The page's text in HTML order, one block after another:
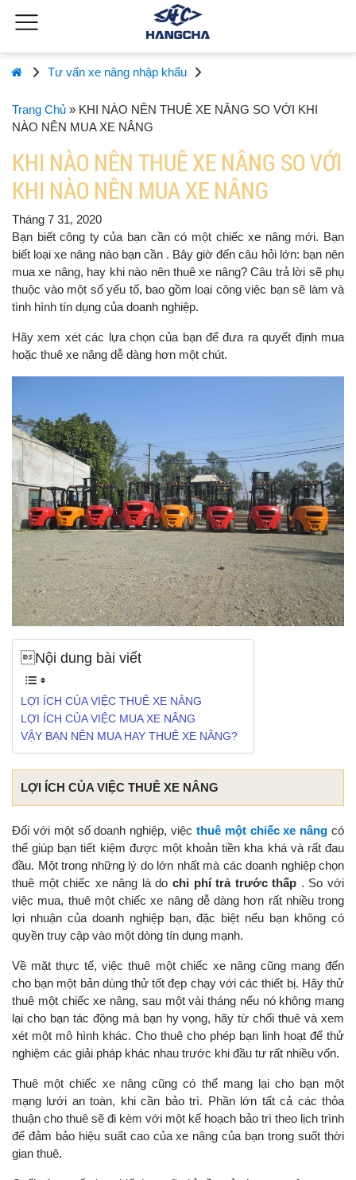
Tư vấn xe nâng nhập khẩu
Trang Chủ » KHI NÀO NÊN THUÊ XE NÂNG SO VỚI KHI
NÀO NÊN MUA XE NÂNG
KHI NÀO NÊN THUÊ XE NÂNG SO VỚI
KHI NÀO NÊN MUA XE NÂNG
Tháng 7 31, 2020
Bạn biết công ty của bạn cần có một chiếc xe nâng mới. Bạn
biết loại xe nâng nào bạn cần . Bây giờ đến câu hỏi lớn: bạn nên
mua xe nâng, hay khi nào nên thuê xe nâng? Câu trả lời sẽ phụ
thuộc vào một số yếu tố, bao gồm loại công việc bạn sẽ làm và
tình hình tín dụng của doanh nghiệp.
Hãy xem xét các lựa chọn của bạn để đưa ra quyết định mua
hoặc thuê xe nâng dễ dàng hơn một chút.
Nội dung bài viết
LỢI ÍCH CỦA VIỆC THUÊ XE NÂNG
LỢI ÍCH CỦA VIỆC MUA XE NÂNG
VẬY BẠN NÊN MUA HAY THUÊ XE NÂNG?
LỢI ÍCH CỦA VIỆC THUÊ XE NÂNG
Đối với một số doanh nghiệp, việc thuê một chiếc xe nâng có
thể giúp bạn tiết kiệm được một khoản tiền kha khá và rất đau
đầu. Một trong những lý do lớn nhất mà các doanh nghiệp chọn
thuê một chiếc xe nâng là do chi phí trả trước thấp . So với
việc mua, thuê một chiếc xe nâng dễ dàng hơn rất nhiều trong
lợi nhuận của doanh nghiệp bạn, đặc biệt nếu bạn không có
quyền truy cập vào một dòng tín dụng mạnh.
Về mặt thực tế, việc thuê một chiếc xe nâng cũng mang đến
cho bạn một bản dùng thử tốt đẹp chạy với các thiết bị. Hãy thử
thuê một chiếc xe nâng, sau một vài tháng nếu nó không mang
lại cho bạn tác động mà bạn hy vọng, hãy từ chối thuê và xem
xét một mô hình khác. Cho thuê cho phép bạn linh hoạt để thử
nghiệm các giải pháp khác nhau trước khi đầu tư rất nhiều vốn.
Thuê một chiếc xe nâng cũng có thể mang lại cho bạn một
mạng lưới an toàn, khi cần bảo trì. Phần lớn tất cả các thỏa
thuận cho thuê sẽ đi kèm với một kế hoạch bảo trì theo lịch trình
để đảm bảo hiệu suất cao của xe nâng của bạn trong suốt thời
gian thuê.